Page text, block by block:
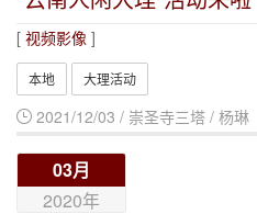
[ 视频影像 ]
本地 大理活动
2021/12/03 / 崇圣寺三塔 / 杨琳
03月
2020年